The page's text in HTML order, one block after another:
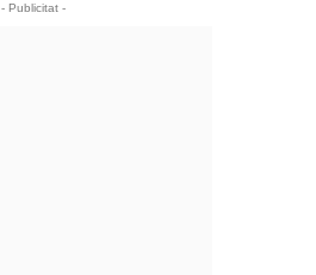
- Publicitat -